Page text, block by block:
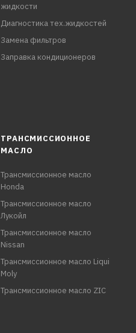
жидкости
Диагностика тех.жидкостей
Замена фильтров
Заправка кондиционеров
ТРАНСМИССИОННОЕ
МАСЛО
Трансмиссионное масло
Honda
Трансмиссионное масло
Лукойл
Трансмиссионное масло
Nissan
Трансмиссионное масло Liqui
Moly
Трансмиссионное масло ZIC